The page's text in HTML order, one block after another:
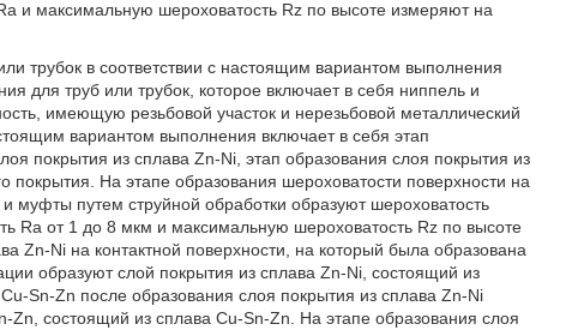
и максимальную шероховатость Rz по высоте измеряют на
трубок в соответствии с настоящим вариантом выполнения
для труб или трубок, которое включает в себя ниппель и
имеющую резьбовой участок и нерезьбовой металлический
вариантом выполнения включает в себя этап
покрытия из сплава Zn-Ni, этап образования слоя покрытия из
покрытия. На этапе образования шероховатости поверхности на
муфты путем струйной обработки образуют шероховатость
Ra от 1 до 8 мкм и максимальную шероховатость Rz по высоте
Zn-Ni на контактной поверхности, на который была образована
образуют слой покрытия из сплава Zn-Ni, состоящий из
Sn-Zn после образования слоя покрытия из сплава Zn-Ni
Zn, состоящий из сплава Cu-Sn-Zn. На этапе образования слоя